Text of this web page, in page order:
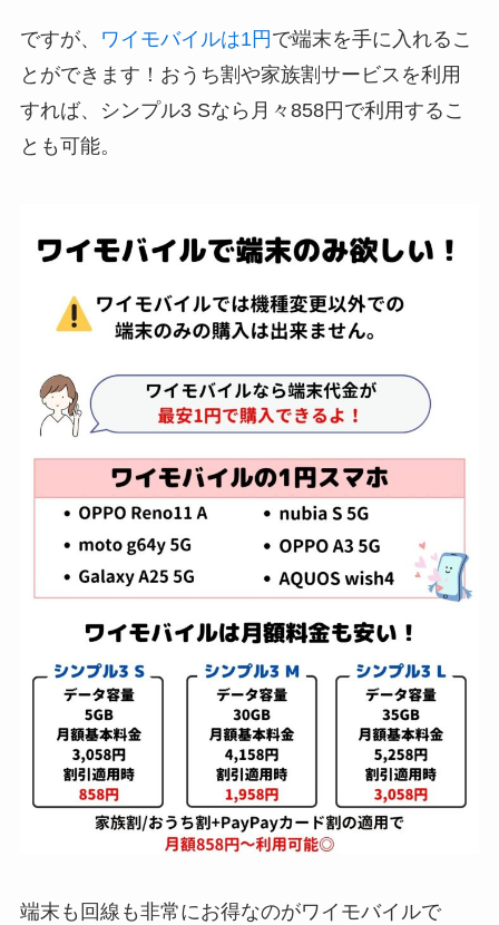
ですが、 ワイモバイルは1円で端末を手に入れるこ
とができます！おうち割や家族割サービスを利用
すれば、シンプル3 Sなら月々858円で利用するこ
とも可能。
端末も回線も非常にお得なのがワイモバイルで